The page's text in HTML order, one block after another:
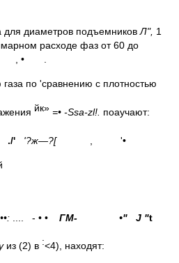
для диаметров подъемниковЛ", 1
расходе фаз от 60 до
, • .
по 'сравнению с плотностью
йк» =• -Ssa-zl!. поаучают:
' '?ж—?[, '•
.... - • • ГМ- •" J "t
из (2) в :<4), находят: